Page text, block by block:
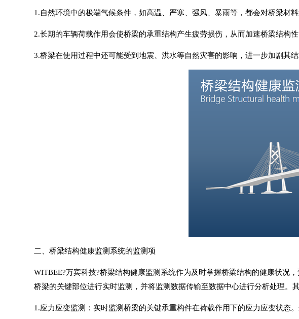
1.自然环境中的极端气候条件，如高温、严寒、强风、暴雨等，都会对桥梁材
2.长期的车辆荷载作用会使桥梁的承重结构产生疲劳损伤，从而加速桥梁结构性
3.桥梁在使用过程中还可能受到地震、洪水等自然灾害的影响，进一步加剧其
二、桥梁结构健康监测系统的监测项
WITBEE?万宾科技?桥梁结构健康监测系统作为及时掌握桥梁结构的健康状况
桥梁的关键部位进行实时监测，并将监测数据传输至数据中心进行分析处理。
1.应力应变监测：实时监测桥梁的关键承重构件在荷载作用下的应力应变状态